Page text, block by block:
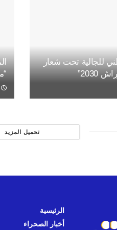
للجالية تحت شعار
تحميل المزيد
الرئيسية
أخبار الصحراء